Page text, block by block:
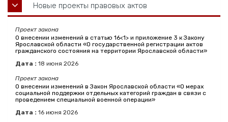
Новые проекты правовых актов
Проект закона
О внесении изменений в статью 16<1> и приложение 3 к Закону
Ярославской области «О государственной регистрации актов
гражданского состояния на территории Ярославской области»
Дата : 18 июня 2026
Проект закона
О внесении изменений в Закон Ярославской области «О мерах
социальной поддержки отдельных категорий граждан в связи с
проведением специальной военной операции»
Дата : 16 июня 2026